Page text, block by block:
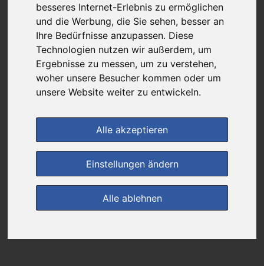
besseres Internet-Erlebnis zu ermöglichen
und die Werbung, die Sie sehen, besser an
Ihre Bedürfnisse anzupassen. Diese
Technologien nutzen wir außerdem, um
Ergebnisse zu messen, um zu verstehen,
woher unsere Besucher kommen oder um
unsere Website weiter zu entwickeln.
Alle akzeptieren
Einstellungen ändern
Alle ablehnen
Kein Preis bekannt
Das gewünschte Produkt ist derzeit bei keinem unserer Partner
erhältlich.
(0) Jetzt bewerten!
zur Startseite
Preisalarm